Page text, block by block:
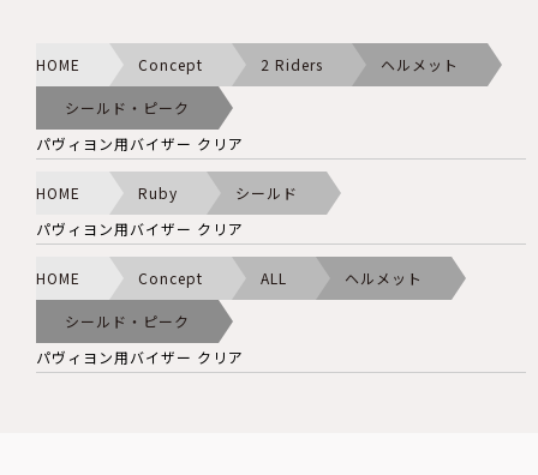
HOME Concept 2 Riders ヘルメット
シールド・ピーク
パヴィヨン用バイザー クリア
HOME Ruby
シールド
パヴィヨン用バイザー クリア
HOME Concept ALL ヘルメット
シールド・ピーク
パヴィヨン用バイザー クリア